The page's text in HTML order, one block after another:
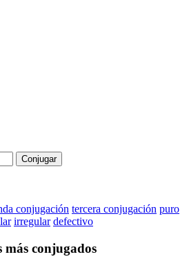
Conjugar
conjugación tercera conjugación puro
irregular defectivo
más conjugados